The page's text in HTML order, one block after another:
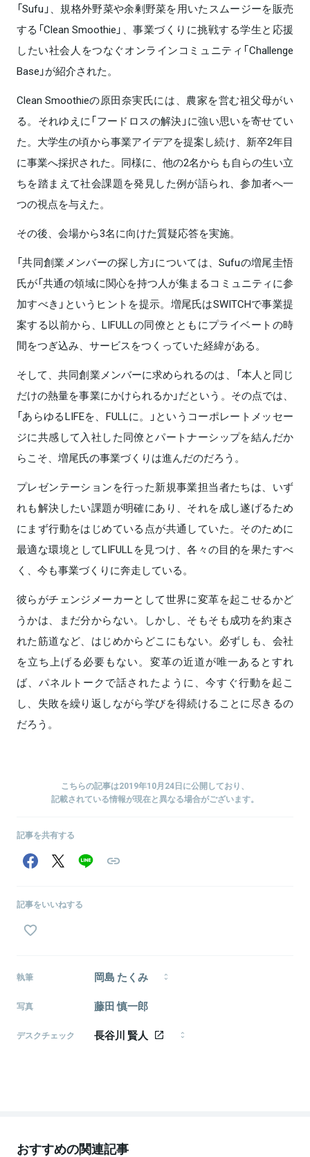
「Sufu」、規格外野菜や余剰野菜を用いたスムージーを販売
する「Clean Smoothie」、事業づくりに挑戦する学生と応援
したい社会人をつなぐオンラインコミュニティ「Challenge
Base」が紹介された。
Clean Smoothieの原田奈実氏には、農家を営む祖父母がい
る。それゆえに「フードロスの解決」に強い思いを寄せてい
た。大学生の頃から事業アイデアを提案し続け、新卒2年目
に事業へ採択された。同様に、他の2名からも自らの生い立
ちを踏まえて社会課題を発見した例が語られ、参加者へ一
つの視点を与えた。
その後、会場から3名に向けた質疑応答を実施。
「共同創業メンバーの探し方」については、Sufuの増尾圭悟
氏が「共通の領域に関心を持つ人が集まるコミュニティに参
加すべき」というヒントを提示。増尾氏はSWITCHで事業提
案する以前から、LIFULLの同僚とともにプライベートの時
間をつぎ込み、サービスをつくっていた経緯がある。
そして、共同創業メンバーに求められるのは、「本人と同じ
だけの熱量を事業にかけられるか」だという。その点では、
「あらゆるLIFEを、FULLに。」というコーポレートメッセー
ジに共感して入社した同僚とパートナーシップを結んだか
らこそ、増尾氏の事業づくりは進んだのだろう。
プレゼンテーションを行った新規事業担当者たちは、いず
れも解決したい課題が明確にあり、それを成し遂げるため
にまず行動をはじめている点が共通していた。そのために
最適な環境としてLIFULLを見つけ、各々の目的を果たすべ
く、今も事業づくりに奔走している。
彼らがチェンジメーカーとして世界に変革を起こせるかど
うかは、まだ分からない。しかし、そもそも成功を約束さ
れた筋道など、はじめからどこにもない。必ずしも、会社
を立ち上げる必要もない。変革の近道が唯一あるとすれ
ば、パネルトークで話されたように、今すぐ行動を起こ
し、失敗を繰り返しながら学びを得続けることに尽きるの
だろう。
こちらの記事は2019年10月24日に公開しており、
記載されている情報が現在と異なる場合がございます。
記事を共有する
記事をいいねする
執筆 岡島 たくみ
者。1995年生まれ、福井県出身。神戸大学経済学部経
ジネス・テクノロジー全般に関心があります。
写真 藤田 慎一郎
デスクチェック 長谷川 賢人
おすすめの関連記事